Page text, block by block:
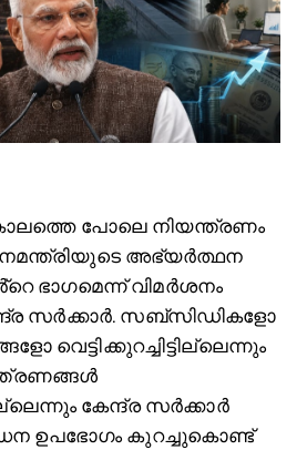
പോലെ നിയന്ത്രണം
അഭ്യർത്ഥന
ഭാഗമെന്ന് വിമർശനം
സർക്കാർ. സബ്സിഡികളോ
വെട്ടിക്കുറച്ചിട്ടില്ലെന്നും
കേന്ദ്ര സർക്കാർ
ഉപഭോഗം കുറച്ചുകൊണ്ട്